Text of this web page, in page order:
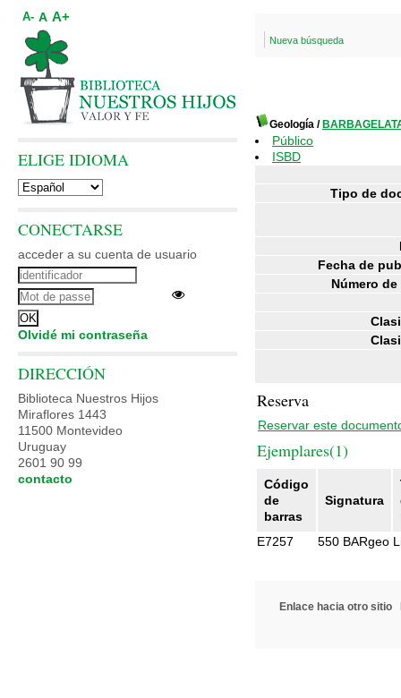
Nueva búsqueda
Geología /
Público
ISBD
Tipo de
Fecha de
Número
Reserva
Reservar este
Ejemplares(1)
Código
de
barras
Signatura
E7257
550 BARgeo
Enlace hacia otro sitio
A- A A+
ELIGE IDIOMA
CONECTARSE
acceder a su cuenta de usuario
Olvidé mi contraseña
DIRECCIÓN
Biblioteca Nuestros Hijos
Miraflores 1443
11500 Montevideo
Uruguay
2601 90 99
contacto